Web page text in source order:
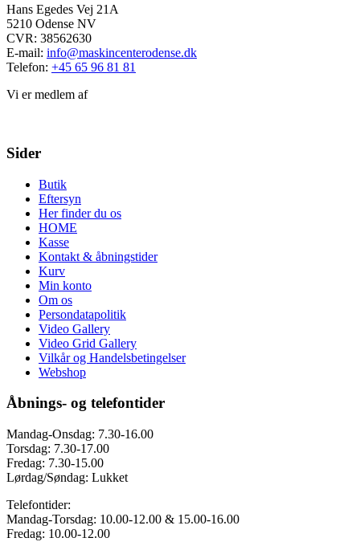
Hans Egedes Vej 21A
5210 Odense NV
CVR: 38562630
E-mail: info@maskincenterodense.dk
Telefon: +45 65 96 81 81
Vi er medlem af
Sider
Butik
Eftersyn
Her finder du os
HOME
Kasse
Kontakt & åbningstider
Kurv
Min konto
Om os
Persondatapolitik
Video Gallery
Video Grid Gallery
Vilkår og Handelsbetingelser
Webshop
Åbnings- og telefontider
Mandag-Onsdag: 7.30-16.00
Torsdag: 7.30-17.00
Fredag: 7.30-15.00
Lørdag/Søndag: Lukket
Telefontider:
Mandag-Torsdag: 10.00-12.00 & 15.00-16.00
Fredag: 10.00-12.00